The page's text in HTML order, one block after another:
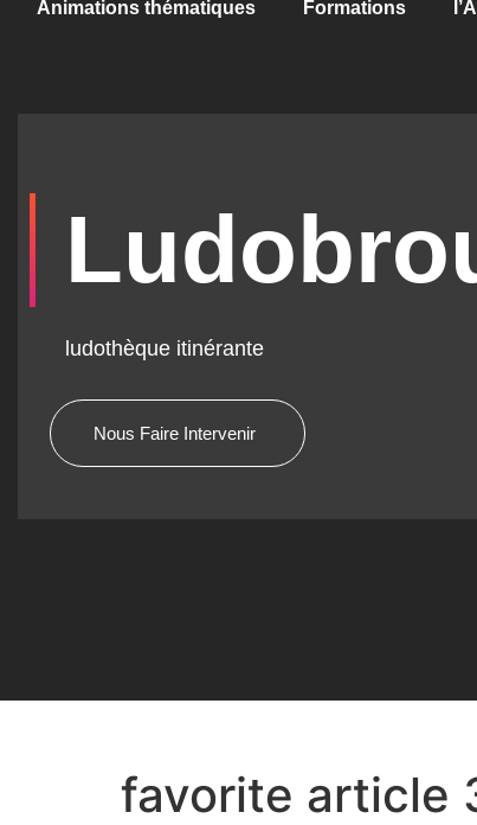
Animations thématiques Formations
ludothèque itinérante
Nous Faire Intervenir
favorite article